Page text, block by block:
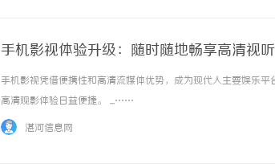
手机影视体验升级：随时随地畅享高清视
手机影视凭借便携性和高清流媒体优势，成为现代人主要娱乐
高清观影体验日益便捷。 ...……
湛河信息网